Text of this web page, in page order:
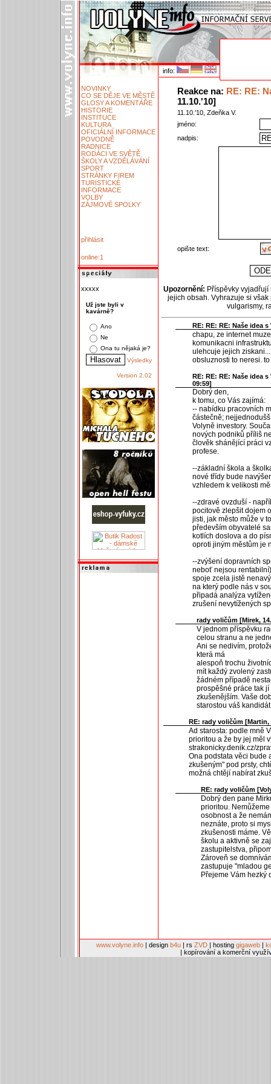
info:
NOVINKY
CO SE DĚJE VE MĚSTĚ
GLOSY A KOMENTÁŘE
HISTORIE
INSTITUCE
KULTURA
OFICIÁLNÍ INFORMACE
POVODNĚ
RADNICE
RODÁCI VE SVĚTĚ
ŠKOLY A VZDĚLÁVÁNÍ
SPORT
STRÁNKY FIREM
TURISTICKÉ
INFORMACE
VOLBY
ZÁJMOVÉ SPOLKY
přihlásit
online:1
xxxxx
Už jste byli v
kavárně?
Ano
Ne
Ona tu nějaká je?
Výsledky
Version 2.02
Reakce na: RE: RE:
11.10.'10]
11.10.'10, Zdeňka V.
jméno:
nadpis:
opište text:
Upozornění: Příspěvky
jejich obsah. Vyhrazuje si
vulgarismy,
RE: RE: RE: Naše idea s
chapu, ze internet
komunikacni
ulehcuje jejich
obsluznosti to neresi.
RE: RE: RE: Naše idea s
09:59]
Dobrý den,
k tomu, co Vás zajímá:
-- nabídku pracovních
částečně;
Volyně investory.
nových podniků příliš
člověk shánějící práci
profese.
--základní škola a
nové třídy bude
vzhledem k velikosti
--zdravé ovzduší -
pocitově zlepšit dojem
jisti, jak město může v
především obyvatelé
kotlích doslova a do
oproti jiným městům je
--zvýšení dopravních
neboť nejsou
spoje zcela jistě
na který podle nás v
připadá analýza
zrušení nevytížených
rady voličům [Mirek,
V jednom příspěvku
celou stranu a ne
Ani se nedivím,
která má
alespoň trochu
mít každý zvolený
žádném případě
prospěšné práce tak
zkušenějším. Vaše
starostou váš
RE: rady voličům [Martin,
Ad starosta: podle mně
prioritou a že by jej měl
strakonicky.denik.cz/
Ona podstata věci bude
zkušeným" pod prsty,
možná chtějí nabírat
RE: rady voličům [
Dobrý den pane
prioritou.
osobnost a že
neznáte, proto si
zkušenosti máme.
školu a aktivně se
zastupitelstva,
Zároveň se
zastupuje "mladou
Přejeme Vám hezký
www.volyne.info | design b4u | rs ZVD | hosting gigaweb |
| kopírování a komerční